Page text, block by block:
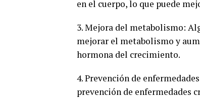
en el cuerpo, lo que puede
3. Mejora del metabolismo:
mejorar el metabolismo y
hormona del crecimiento.
4. Prevención de
prevención de enfermedades